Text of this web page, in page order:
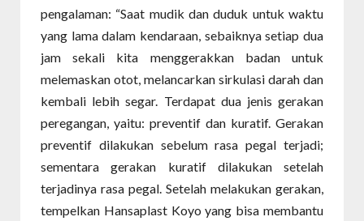
pengalaman: “Saat mudik dan duduk untuk waktu
yang lama dalam kendaraan, sebaiknya setiap dua
jam sekali kita menggerakkan badan untuk
melemaskan otot, melancarkan sirkulasi darah dan
kembali lebih segar. Terdapat dua jenis gerakan
peregangan, yaitu: preventif dan kuratif. Gerakan
preventif dilakukan sebelum rasa pegal terjadi;
sementara gerakan kuratif dilakukan setelah
terjadinya rasa pegal. Setelah melakukan gerakan,
tempelkan Hansaplast Koyo yang bisa membantu